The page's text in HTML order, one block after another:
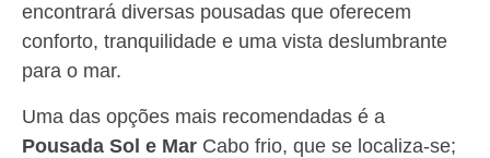
encontrará diversas pousadas que oferecem
conforto, tranquilidade e uma vista deslumbrante
para o mar.
Uma das opções mais recomendadas é a
Pousada Sol e Mar Cabo frio, que se localiza-se;